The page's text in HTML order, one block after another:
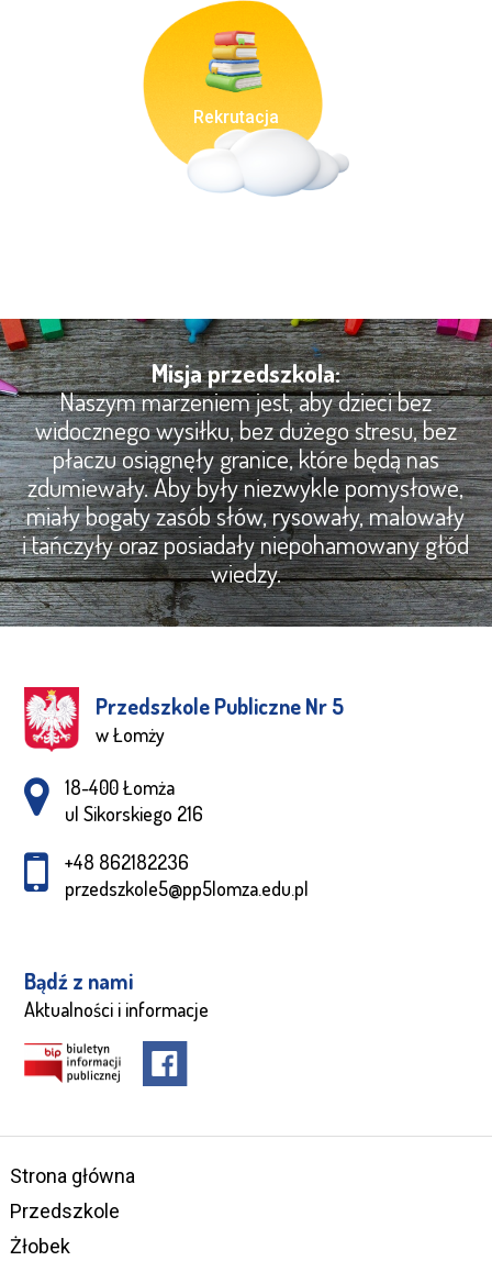
Rekrutacja
Misja przedszkola:
Naszym marzeniem jest, aby dzieci bez
widocznego wysiłku, bez dużego stresu, bez
płaczu osiągnęły granice, które będą nas
zdumiewały. Aby były niezwykle pomysłowe,
miały bogaty zasób słów, rysowały, malowały
i tańczyły oraz posiadały niepohamowany głód
wiedzy.
Przedszkole Publiczne Nr 5
w Łomży
Adres pocztowy:
18-400 Łomża
ul Sikorskiego 216
+48 862182236
przedszkole5@pp5lomza.edu.pl
Bądź z nami
Aktualności i informacje
Strona główna
Przedszkole
Żłobek